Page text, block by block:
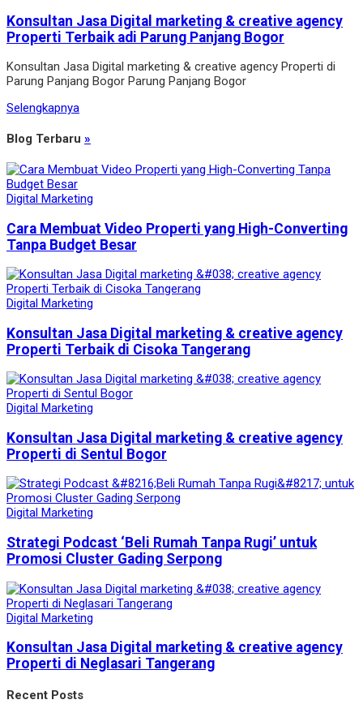
Konsultan Jasa Digital marketing & creative agency
Properti Terbaik adi Parung Panjang Bogor
Konsultan Jasa Digital marketing & creative agency Properti di
Parung Panjang Bogor Parung Panjang Bogor
Selengkapnya
Blog Terbaru »
Digital Marketing
Cara Membuat Video Properti yang High-Converting
Tanpa Budget Besar
Digital Marketing
Konsultan Jasa Digital marketing & creative agency
Properti Terbaik di Cisoka Tangerang
Digital Marketing
Konsultan Jasa Digital marketing & creative agency
Properti di Sentul Bogor
Digital Marketing
Strategi Podcast ‘Beli Rumah Tanpa Rugi’ untuk
Promosi Cluster Gading Serpong
Digital Marketing
Konsultan Jasa Digital marketing & creative agency
Properti di Neglasari Tangerang
Recent Posts